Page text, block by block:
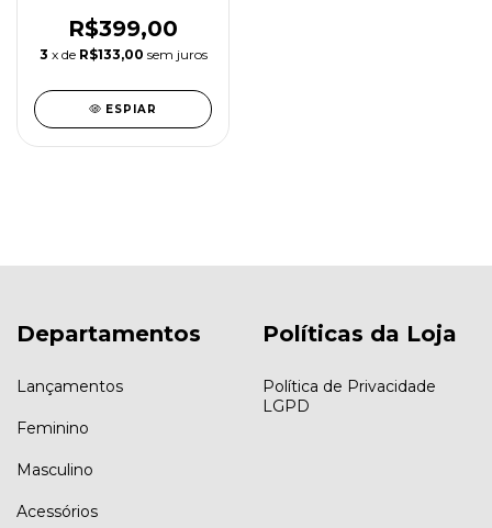
R$399,00
3 x de R$133,00 sem juros
ESPIAR
Departamentos
Lançamentos
Feminino
Masculino
Acessórios
Políticas da Loja
Política de Privacidade
LGPD